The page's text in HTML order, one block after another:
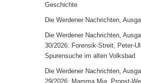
Geschichte
Die Werdener Nachrichten,
Die Werdener Nachrichten,
30/2026: Forensik-Streit, Peter-
Spurensuche im alten Volksbad
Die Werdener Nachrichten,
29/2026: Mamma Mia, Propst-